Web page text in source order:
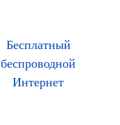
Бесплатный
беспроводной
Интернет